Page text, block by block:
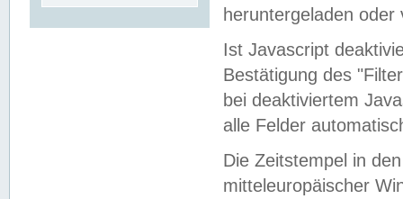
heruntergeladen oder
Ist Javascript
Bestätigung des
bei deaktiviertem
alle Felder
Die Zeitstempel in
mitteleuropäischer